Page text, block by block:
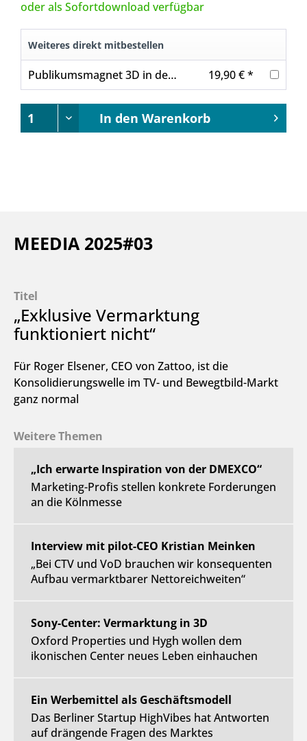
oder als Sofortdownload verfügbar
Weiteres direkt mitbestellen
Publikumsmagnet 3D in der Außenwerbung 19,90 € *
In den Warenkorb
MEEDIA 2025#03
Titel
„Exklusive Vermarktung
funktioniert nicht“
Für Roger Elsener, CEO von Zattoo, ist die
Konsolidierungswelle im TV- und Bewegtbild-Markt
ganz normal
Weitere Themen
„Ich erwarte Inspiration von der DMEXCO“
Marketing-Profis stellen konkrete Forderungen
an die Kölnmesse
Interview mit pilot-CEO Kristian Meinken
„Bei CTV und VoD brauchen wir konsequenten
Aufbau vermarktbarer Nettoreichweiten“
Sony-Center: Vermarktung in 3D
Oxford Properties und Hygh wollen dem
ikonischen Center neues Leben einhauchen
Ein Werbemittel als Geschäftsmodell
Das Berliner Startup HighVibes hat Antworten
auf drängende Fragen des Marktes